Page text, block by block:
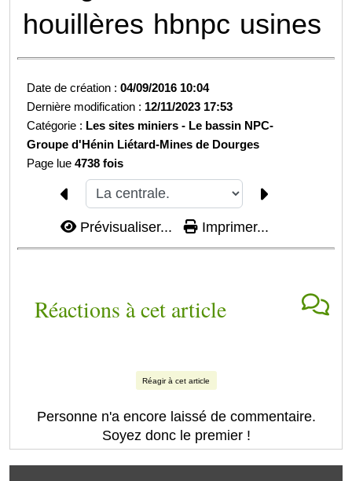
houillères hbnpc usines
Date de création :04/09/2016 10:04
Dernière modification : 12/11/2023 17:53
Catégorie : Les sites miniers - Le bassin NPC-
Groupe d'Hénin Liétard-Mines de Dourges
Page lue4738 fois
Prévisualiser... Imprimer...
Réactions à cet article
Réagir à cet article
Personne n'a encore laissé de commentaire.
Soyez donc le premier !